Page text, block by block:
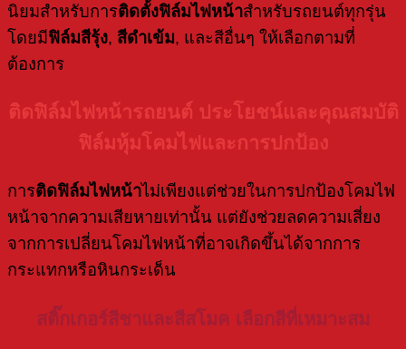
นิยมสำหรับการติดตั้งฟิล์มไฟหน้าสำหรับรถยนต์ทุกรุ่น
โดยมีฟิล์มสีรุ้ง, สีดำเข้ม, และสีอื่นๆ ให้เลือกตามที่
ต้องการ
ติดฟิล์มไฟหน้ารถยนต์ ประโยชน์และคุณสมบัติ
ฟิล์มหุ้มโคมไฟและการปกป้อง
การติดฟิล์มไฟหน้าไม่เพียงแต่ช่วยในการปกป้องโคมไฟ
หน้าจากความเสียหายเท่านั้น แต่ยังช่วยลดความเสี่ยง
จากการเปลี่ยนโคมไฟหน้าที่อาจเกิดขึ้นได้จากการ
กระแทกหรือหินกระเด็น
สติ๊กเกอร์สีชาและสีสโมค เลือกสีที่เหมาะสม